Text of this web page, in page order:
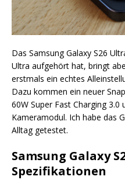
Das Samsung Galaxy S26
Ultra aufgehört hat, bringt
erstmals ein echtes
Dazu kommen ein neuer
60W Super Fast Charging
Kameramodul. Ich habe das
Alltag getestet.
Samsung Galaxy
Spezifikationen